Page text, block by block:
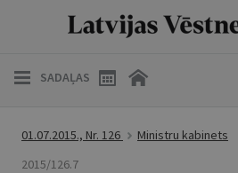
SADAĻAS
01.07.2015., Nr. 126
Ministru kabinets
2015/126.7